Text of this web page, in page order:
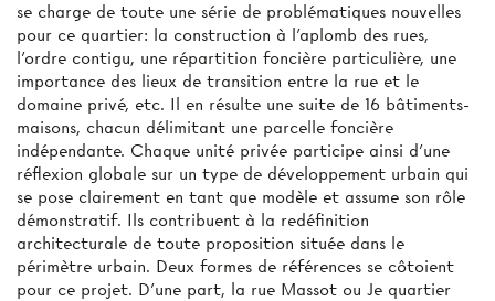
se charge de toute une série de problématiques nouvelles
pour ce quartier: la construction à l'aplomb des rues,
l'ordre contigu, une répartition foncière particulière, une
importance des lieux de transition entre la rue et le
domaine privé, etc. Il en résulte une suite de 16 bâtiments-
maisons, chacun délimitant une parcelle foncière
indépendante. Chaque unité privée participe ainsi d'une
réflexion globale sur un type de développement urbain qui
se pose clairement en tant que modèle et assume son rôle
démonstratif. Ils contribuent à la redéfinition
architecturale de toute proposition située dans le
périmètre urbain. Deux formes de références se côtoient
pour ce projet. D'une part, la rue Massot ou Je quartier